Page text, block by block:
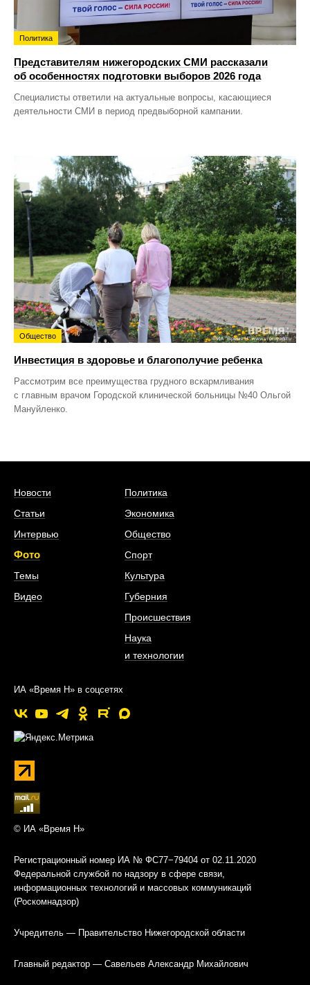
Политика
Представителям нижегородских СМИ рассказали
об особенностях подготовки выборов 2026 года
Специалисты ответили на актуальные вопросы, касающиеся
деятельности СМИ в период предвыборной кампании.
Общество
Инвестиция в здоровье и благополучие ребенка
Рассмотрим все преимущества грудного вскармливания
с главным врачом Городской клинической больницы №40 Ольгой
Мануйленко.
Новости
Статьи
Интервью
Фото
Темы
Видео
Политика
Экономика
Общество
Спорт
Культура
Губерния
Происшествия
Наука
и технологии
ИА «Время Н» в соцсетях
© ИА «Время Н»
Регистрационный номер ИА № ФС77−79404 от 02.11.2020
Федеральной службой по надзору в сфере связи,
информационных технологий и массовых коммуникаций
(Роскомнадзор)
Учредитель — Правительство Нижегородской области
Главный редактор — Савельев Александр Михайлович